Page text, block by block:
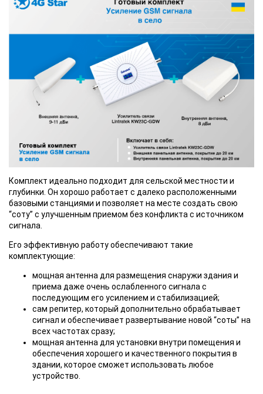
Комплект идеально подходит для сельской местности и
глубинки. Он хорошо работает с далеко расположенными
базовыми станциями и позволяет на месте создать свою
“соту” с улучшенным приемом без конфликта с источником
сигнала.
Его эффективную работу обеспечивают такие
комплектующие:
мощная антенна для размещения снаружи здания и
приема даже очень ослабленного сигнала с
последующим его усилением и стабилизацией;
сам репитер, который дополнительно обрабатывает
сигнал и обеспечивает развертывание новой “соты” на
всех частотах сразу;
мощная антенна для установки внутри помещения и
обеспечения хорошего и качественного покрытия в
здании, которое сможет использовать любое
устройство.